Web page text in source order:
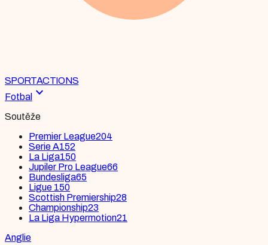
SPORTACTIONS
Fotbal expand_more
Soutěže
Premier League204
Serie A152
La Liga150
Jupiler Pro League66
Bundesliga65
Ligue 150
Scottish Premiership28
Championship23
La Liga Hypermotion21
Anglie